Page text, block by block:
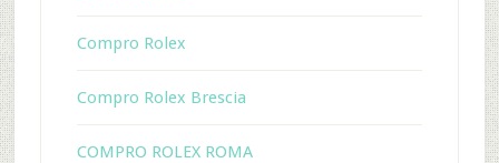
Compro Rolex
Compro Rolex Brescia
COMPRO ROLEX ROMA